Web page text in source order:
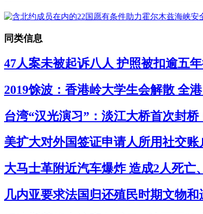
同类信息
47人案未被起诉八人 护照被扣逾五
2019馀波：香港岭大学生会解散 全
台湾“汉光演习”：淡江大桥首次封
美扩大对外国签证申请人所用社交
大马士革附近汽车爆炸 造成2人死亡
几内亚要求法国归还殖民时期文物